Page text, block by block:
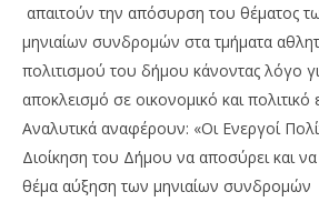
απαιτούν την απόσυρση του θέματος
μηνιαίων συνδρομών στα τμήματα
πολιτισμού του δήμου κάνοντας λόγο
αποκλεισμό σε οικονομικό και πολιτικό
Αναλυτικά αναφέρουν: «Οι Ενεργοί
Διοίκηση του Δήμου να αποσύρει και
θέμα αύξηση των μηνιαίων